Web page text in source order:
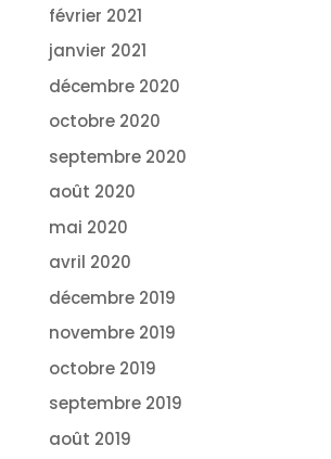
février 2021
janvier 2021
décembre 2020
octobre 2020
septembre 2020
août 2020
mai 2020
avril 2020
décembre 2019
novembre 2019
octobre 2019
septembre 2019
août 2019